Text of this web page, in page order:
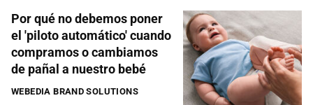
Por qué no debemos poner
el 'piloto automático' cuando
compramos o cambiamos
de pañal a nuestro bebé
WEBEDIA BRAND SOLUTIONS